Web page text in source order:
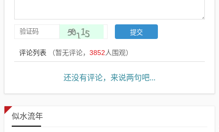
评论列表 （暂无评论， 3852人围观）
还没有评论，来说两句吧...
似水流年